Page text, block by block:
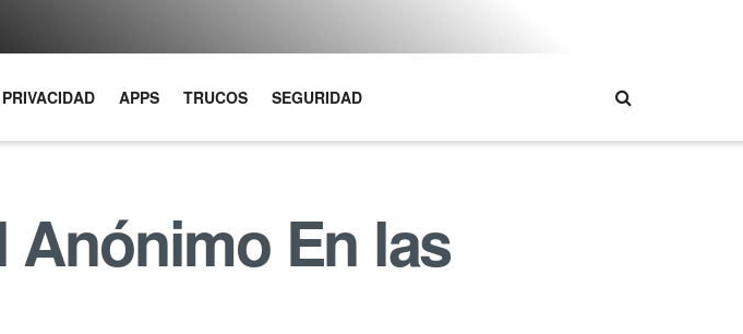
PRIVACIDAD APPS TRUCOS SEGURIDAD
Anónimo En las